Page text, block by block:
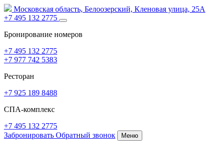
Московская область, Белоозерский, Кленовая улица, 25А
+7 495 132 2775
Бронирование номеров
+7 495 132 2775
+7 977 742 5383
Ресторан
+7 925 189 8488
СПА-комплекс
+7 495 132 2775
Забронировать Обратный звонок Меню